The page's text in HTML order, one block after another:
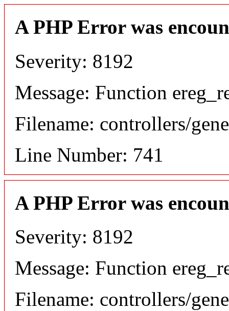
A PHP Error was
Severity: 8192
Message: Function
Filename: controllers/
Line Number: 741
A PHP Error was
Severity: 8192
Message: Function
Filename: controllers/